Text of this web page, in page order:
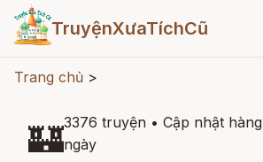
TruyệnXưaTíchCũ
Trang chủ >
🏰3376 truyện • Cập nhật hàng
ngày